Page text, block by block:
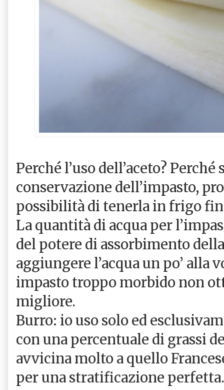
Perché l’uso dell’aceto?
conservazione dell’impasto,
possibilità di tenerla in frigo
La quantità di acqua per
del potere di assorbimento
aggiungere l’acqua un po’ alla
impasto troppo morbido non
migliore.
Burro: io uso solo ed
con una percentuale di grassi
avvicina molto a quello
per una stratificazione perfetta.